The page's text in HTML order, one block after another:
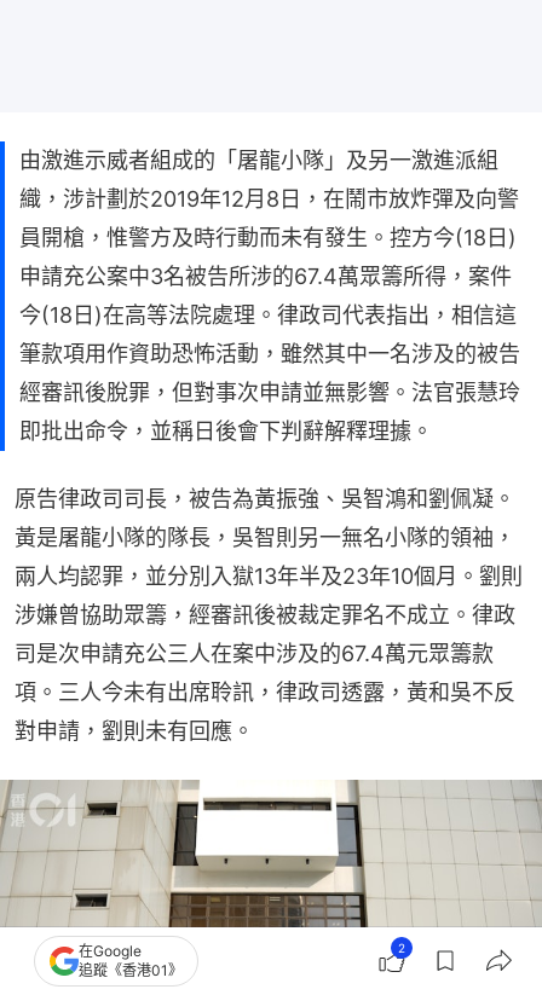
由激進示威者組成的「屠龍小隊」及另一激進派組
織，涉計劃於2019年12月8日，在鬧市放炸彈及向警
員開槍，惟警方及時行動而未有發生。控方今(18日)
申請充公案中3名被告所涉的67.4萬眾籌所得，案件
今(18日)在高等法院處理。律政司代表指出，相信這
筆款項用作資助恐怖活動，雖然其中一名涉及的被告
經審訊後脫罪，但對事次申請並無影響。法官張慧玲
即批出命令，並稱日後會下判辭解釋理據。
原告律政司司長，被告為黃振強、吳智鴻和劉佩凝。
黃是屠龍小隊的隊長，吳智則另一無名小隊的領袖，
兩人均認罪，並分別入獄13年半及23年10個月。劉則
涉嫌曾協助眾籌，經審訊後被裁定罪名不成立。律政
司是次申請充公三人在案中涉及的67.4萬元眾籌款
項。三人今未有出席聆訊，律政司透露，黃和吳不反
對申請，劉則未有回應。
在Google
追蹤《香港01》
2